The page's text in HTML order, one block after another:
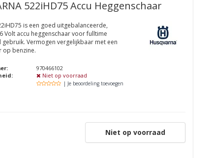
522iHD75 Accu Heggenschaar
is een goed uitgebalanceerde,
Volt accu heggenschaar voor fulltime
Vermogen vergelijkbaar met een
op benzine.
970466102
Niet op voorraad
| Je beoordeling toevoegen
Niet op voorraad